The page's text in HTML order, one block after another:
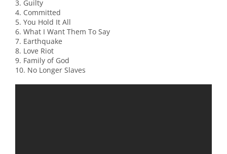
3. Guilty
4. Committed
5. You Hold It All
6. What I Want Them To Say
7. Earthquake
8. Love Riot
9. Family of God
10. No Longer Slaves